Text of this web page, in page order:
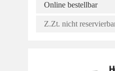
Online bestellbar
Z.Zt. nicht